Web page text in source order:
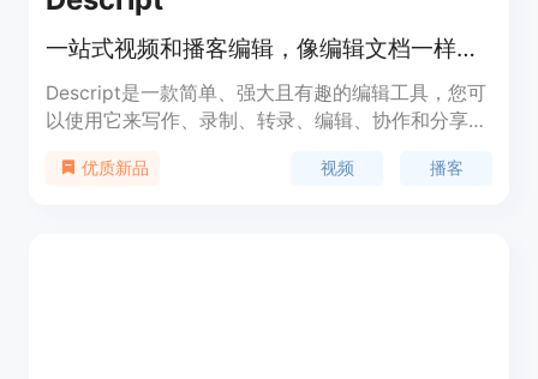
一站式视频和播客编辑，像编辑文档一样简单
Descript是一款简单、强大且有趣的编辑工具，您可
以使用它来写作、录制、转录、编辑、协作和分享您
辑、即时屏幕录制、行业领先的转录功能、剪辑创
优质新品 视频 播客